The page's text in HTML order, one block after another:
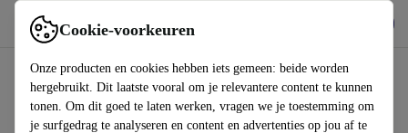
Cookie-voorkeuren
Onze producten en cookies hebben iets gemeen: beide worden
hergebruikt. Dit laatste vooral om je relevantere content te kunnen
tonen. Om dit goed te laten werken, vragen we je toestemming om
je surfgedrag te analyseren en content en advertenties op jou af te
Gebruik refurbed snel en eenvoudig